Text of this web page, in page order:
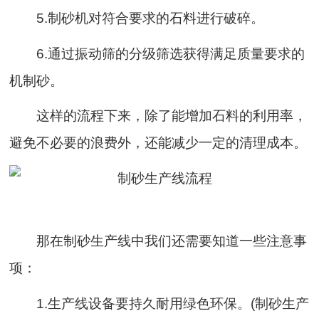
5.制砂机对符合要求的石料进行破碎。
6.通过振动筛的分级筛选获得满足质量要求的
机制砂。
这样的流程下来，除了能增加石料的利用率，
避免不必要的浪费外，还能减少一定的清理成本。
那在制砂生产线中我们还需要知道一些注意事
项：
1.生产线设备要持久耐用绿色环保。(制砂生产